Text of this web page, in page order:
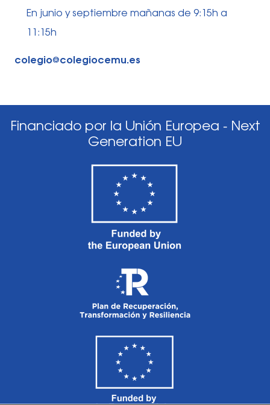
En junio y septiembre mañanas de 9:15h a
11:15h
colegio⅛colegiocemu.es
Financiado por la Unión Europea - Next
Generation EU